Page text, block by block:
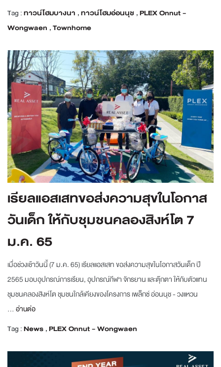
Tag :ทาวน์โฮมบางนา ,ทาวน์โฮมอ่อนนุช ,PLEX Onnut -
Wongwaen ,Townhome
เรียลแอสเสทขอส่งความสุขในโอกาส
วันเด็ก ให้กับชุมชนคลองสิงห์โต 7
ม.ค. 65
เมื่อช่วงเช้าวันนี้ (7 ม.ค. 65) เรียลแอสเสท ขอส่งความสุขในโอกาสวันเด็ก ปี
2565 มอบอุปกรณ์การเรียน, อุปกรณ์กีฬา จักรยาน และตุ๊กตา ให้กับตัวแทน
ชุมชนคลองสิงห์โต ชุมชนใกล้เคียงของโครงการ เพล็กซ์ อ่อนนุช - วงแหวน
... อ่านต่อ
Tag :News ,PLEX Onnut - Wongwaen